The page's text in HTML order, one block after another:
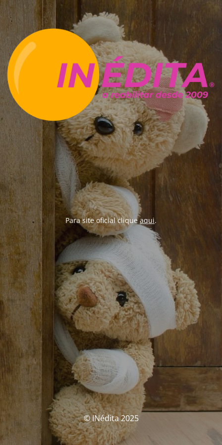
Para site oficial cliqueaqui.
© INédita 2025